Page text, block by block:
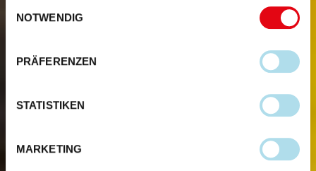
NOTWENDIG
PRÄFERENZEN
STATISTIKEN
MARKETING